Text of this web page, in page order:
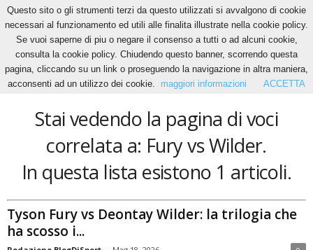
Home Tags Fury vs Wilder
Fury vs Wilder
Stai vedendo la pagina di voci
correlata a: Fury vs Wilder.
In questa lista esistono 1 articoli.
Tyson Fury vs Deontay Wilder: la trilogia che
ha scosso i...
Questo sito o gli strumenti terzi da questo utilizzati si avvalgono di cookie
necessari al funzionamento ed utili alle finalita illustrate nella cookie policy.
Se vuoi saperne di piu o negare il consenso a tutti o ad alcuni cookie,
consulta la cookie policy. Chiudendo questo banner, scorrendo questa
pagina, cliccando su un link o proseguendo la navigazione in altra maniera,
acconsenti ad un utilizzo dei cookie.
maggiori informazioni ACCETTA